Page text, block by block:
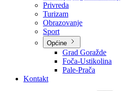
O kantonu
Simboli kantona (Grb,
Historija (digitalni muzej)
Privreda
Turizam
Obrazovanje
Općine